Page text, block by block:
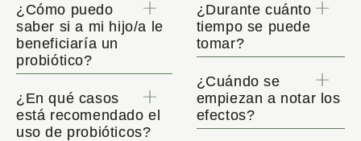
¿Cómo puedo
saber si a mi hijo/a le
beneficiaría un
probiótico?
¿En qué casos
está recomendado el
uso de probióticos?
¿Durante cuánto
tiempo se puede
tomar?
¿Cuándo se
empiezan a notar los
efectos?